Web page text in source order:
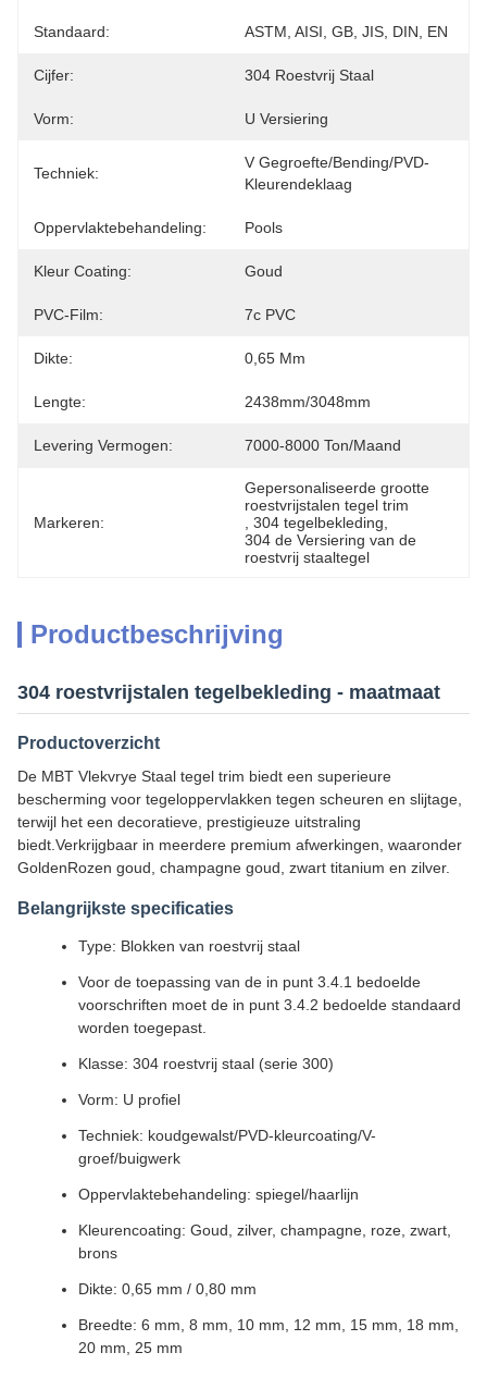
Standaard: ASTM, AISI, GB, JIS, DIN, EN
Cijfer: 304 Roestvrij Staal
Vorm: U Versiering
Techniek:
V Gegroefte/Bending/PVD-
Kleurendeklaag
Oppervlaktebehandeling: Pools
Kleur Coating: Goud
PVC-Film: 7c PVC
Dikte: 0,65 Mm
Lengte: 2438mm/3048mm
Levering Vermogen: 7000-8000 Ton/maand
Markeren:
Gepersonaliseerde grootte
roestvrijstalen tegel trim
304 tegelbekleding
304 de Versiering van de
roestvrij staaltegel
Productbeschrijving
304 roestvrijstalen tegelbekleding - maatmaat
Productoverzicht
De MBT Vlekvrye Staal tegel trim biedt een superieure
bescherming voor tegeloppervlakken tegen scheuren en slijtage,
terwijl het een decoratieve, prestigieuze uitstraling
biedt.Verkrijgbaar in meerdere premium afwerkingen, waaronder
GoldenRozen goud, champagne goud, zwart titanium en zilver.
Belangrijkste specificaties
Type: Blokken van roestvrij staal
Voor de toepassing van de in punt 3.4.1 bedoelde
voorschriften moet de in punt 3.4.2 bedoelde standaard
worden toegepast.
Klasse: 304 roestvrij staal (serie 300)
Vorm: U profiel
Techniek: koudgewalst/PVD-kleurcoating/V-
groef/buigwerk
Oppervlaktebehandeling: spiegel/haarlijn
Kleurencoating: Goud, zilver, champagne, roze, zwart,
brons
Dikte: 0,65 mm / 0,80 mm
Breedte: 6 mm, 8 mm, 10 mm, 12 mm, 15 mm, 18 mm,
20 mm, 25 mm